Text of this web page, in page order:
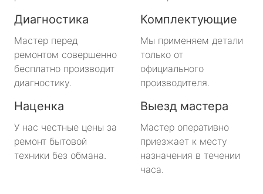
Диагностика
Мастер перед
ремонтом совершенно
бесплатно производит
диагностику.
Комплектующие
Мы применяем детали
только от
официального
производителя.
Наценка
У нас честные цены за
ремонт бытовой
техники без обмана.
Выезд мастера
Мастер оперативно
приезжает к месту
назначения в течении
часа.